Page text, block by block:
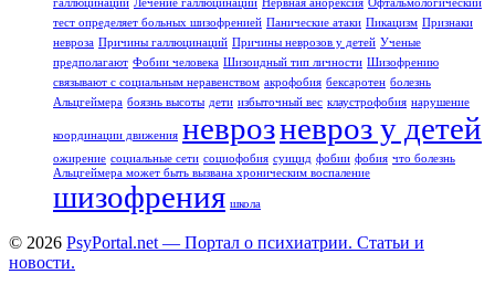
галлюцинаций Лечение галлюцинаций Нервная анорексия Офтальмологический
тест определяет больных шизофренией Панические атаки Пикацизм Признаки
невроза Причины галлюцинаций Причины неврозов у детей Ученые
предполагают Фобии человека Шизоидный тип личности Шизофрению
связывают с социальным неравенством акрофобия бексаротен болезнь
Альцгеймера боязнь высоты дети избыточный вес клаустрофобия нарушение
координации движения неврозневроз у детей
ожирение социальные сети социофобия суицид фобии фобия что болезнь
Альцгеймера может быть вызвана хроническим воспаление
шизофрения школа
© 2026 PsyPortal.net — Портал о психиатрии. Статьи и
новости.